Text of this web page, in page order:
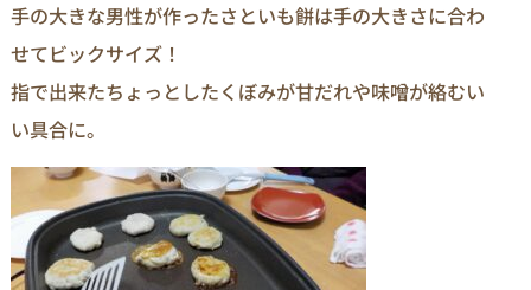
手の大きな男性が作ったさといも餅は手の大きさに合わ
せてビックサイズ！
指で出来たちょっとしたくぼみが甘だれや味噌が絡むい
い具合に。